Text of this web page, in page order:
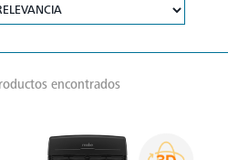
encontrados